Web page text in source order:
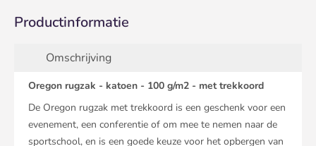
Productinformatie
Omschrijving
Oregon rugzak - katoen - 100 g/m2 - met trekkoord
De Oregon rugzak met trekkoord is een geschenk voor een
evenement, een conferentie of om mee te nemen naar de
sportschool, en is een goede keuze voor het opbergen van